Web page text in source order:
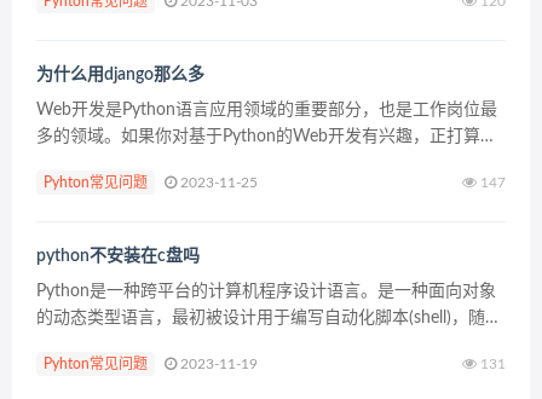
为什么用django那么多
Web开发是Python语言应用领域的重要部分，也是工作岗位最
多的领域。如果你对基于Python的Web开发有兴趣，正打算开
工作需要，要做自动化运维、数据的...
Pyhton常见问题 2023-11-25 147
python不安装在c盘吗
Python是一种跨平台的计算机程序设计语言。是一种面向对象
的动态类型语言，最初被设计用于编写自动化脚本(shell)，随着
的、大型项目的开发。 云海天教程网，免费的...
Pyhton常见问题 2023-11-19 131